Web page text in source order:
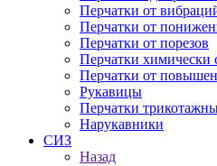
Перчатки от
Перчатки от
Перчатки от порезов
Перчатки химически
Перчатки от
Рукавицы
Перчатки
Нарукавники
СИЗ
Назад